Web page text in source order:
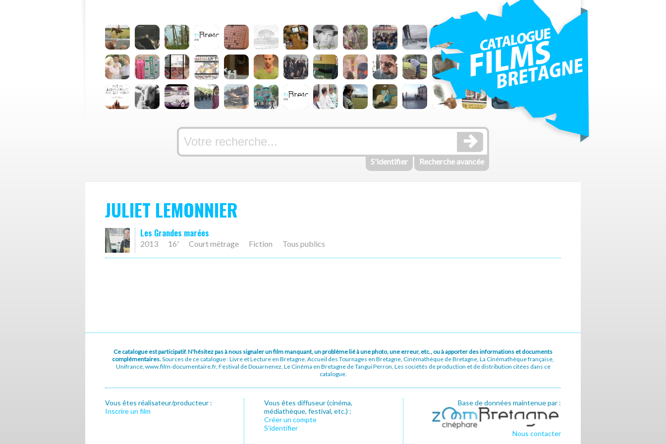
S'identifier Recherche avancée
JULIET LEMONNIER
Les Grandes marées
2013 16' Court métrage Fiction Tous publics
Ce catalogue est participatif. N'hésitez pas à nous signaler un film manquant, un problème lié à une photo, une erreur, etc., ou à apporter des informations et documents
complémentaires.Sources de ce catalogue : Livre et Lecture en Bretagne, Accueil des Tournages en Bretagne, Cinémathèque de Bretagne, La Cinémathèque française,
Unifrance, www.film-documentaire.fr, Festival de Douarnenez, Le Cinéma en Bretagne de Tangui Perron, Les sociétés de production et de distribution citées dans ce
catalogue.
Vous êtes réalisateur/producteur :
Inscrire un film
Vous êtes diffuseur (cinéma,
médiathèque, festival, etc.) :
Créer un compte
S’identifier
Base de données maintenue par :
Nous contacter